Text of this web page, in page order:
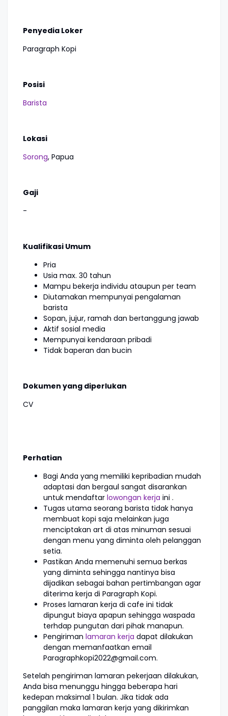
Penyedia Loker
Paragraph Kopi
Posisi
Barista
Lokasi
Sorong, Papua
Gaji
-
Kualifikasi Umum
Pria
Usia max. 30 tahun
Mampu bekerja individu ataupun per team
Diutamakan mempunyai pengalaman
barista
Sopan, jujur, ramah dan bertanggung jawab
Aktif sosial media
Mempunyai kendaraan pribadi
Tidak baperan dan bucin
Dokumen yang diperlukan
CV
Perhatian
Bagi Anda yang memiliki kepribadian mudah
adaptasi dan bergaul sangat disarankan
untuk mendaftar lowongan kerja ini .
Tugas utama seorang barista tidak hanya
membuat kopi saja melainkan juga
menciptakan art di atas minuman sesuai
dengan menu yang diminta oleh pelanggan
setia.
Pastikan Anda memenuhi semua berkas
yang diminta sehingga nantinya bisa
dijadikan sebagai bahan pertimbangan agar
diterima kerja di Paragraph Kopi.
Proses lamaran kerja di cafe ini tidak
dipungut biaya apapun sehingga waspada
terhdap pungutan dari pihak manapun.
Pengiriman lamaran kerja dapat dilakukan
dengan memanfaatkan email
Paragraphkopi2022@gmail.com.
Setelah pengiriman lamaran pekerjaan dilakukan,
Anda bisa menunggu hingga beberapa hari
kedepan maksimal 1 bulan. Jika tidak ada
panggilan maka lamaran kerja yang dikirimkan